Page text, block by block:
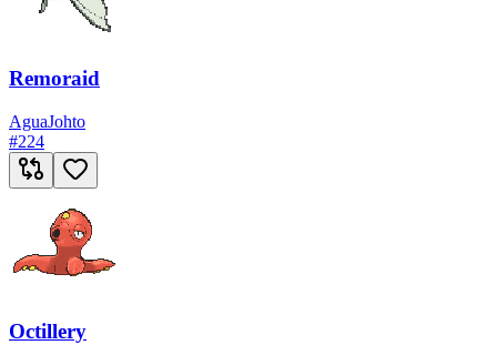
Remoraid
AguaJohto
#224
Octillery